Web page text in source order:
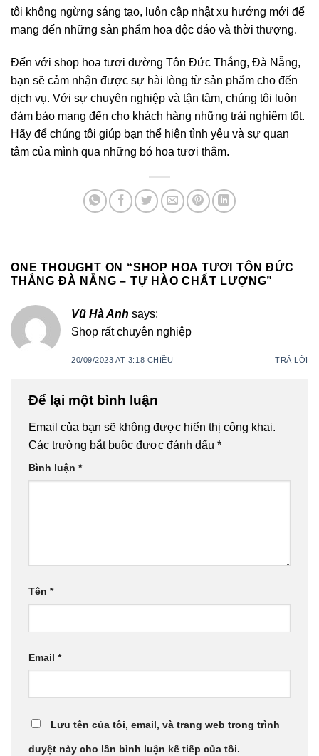
tôi không ngừng sáng tạo, luôn cập nhật xu hướng mới để
mang đến những sản phẩm hoa độc đáo và thời thượng.
Đến với shop hoa tươi đường Tôn Đức Thắng, Đà Nẵng,
bạn sẽ cảm nhận được sự hài lòng từ sản phẩm cho đến
dịch vụ. Với sự chuyên nghiệp và tận tâm, chúng tôi luôn
đảm bảo mang đến cho khách hàng những trải nghiệm tốt.
Hãy để chúng tôi giúp bạn thể hiện tình yêu và sự quan
tâm của mình qua những bó hoa tươi thắm.
ONE THOUGHT ON “SHOP HOA TƯƠI TÔN ĐỨC
THẮNG ĐÀ NẴNG – TỰ HÀO CHẤT LƯỢNG”
Vũ Hà Anh says:
Shop rất chuyên nghiệp
20/09/2023 AT 3:18 CHIỀU TRẢ LỜI
Để lại một bình luận
Email của bạn sẽ không được hiển thị công khai.
Các trường bắt buộc được đánh dấu *
Bình luận *
Tên *
Email *
Lưu tên của tôi, email, và trang web trong trình
duyệt này cho lần bình luận kế tiếp của tôi.